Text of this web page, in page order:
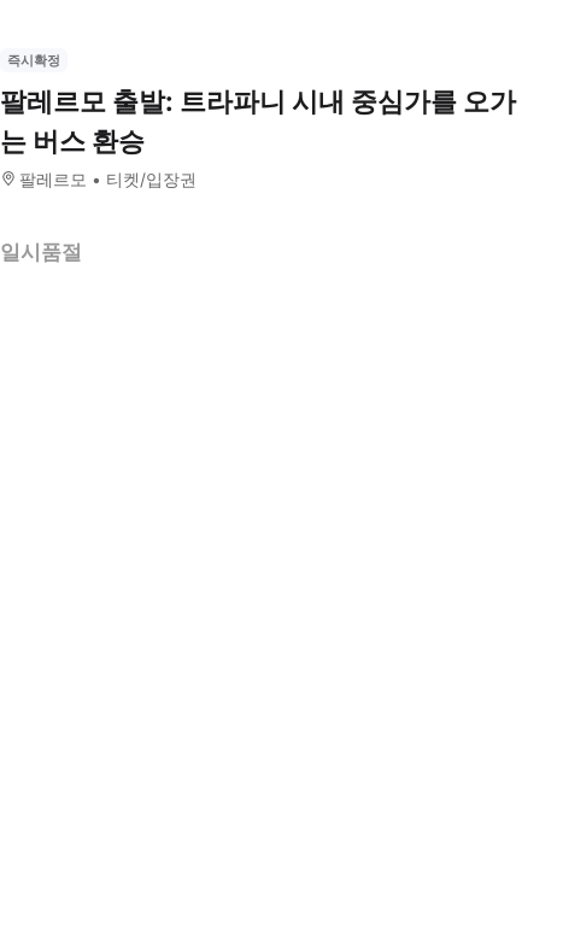
즉시확정
팔레르모 출발: 트라파니 시내 중심가를 오가
는 버스 환승
팔레르모 티켓/입장권
일시품절